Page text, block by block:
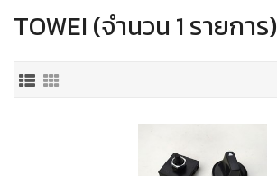
TOWEI (จำนวน 1 รายการ)